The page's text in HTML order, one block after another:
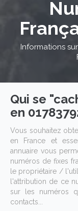
Informations
Qui se
en
Vous souhaitez
en France et
annuaire vous
numéros de fixes
le propriétaire /
l'attribution de ce
sur les numéros
contacts...